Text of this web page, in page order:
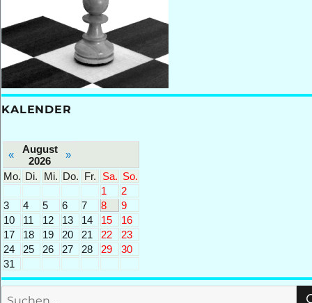
KALENDER
«
August
2026
»
Mo. Di. Mi. Do. Fr. Sa. So.
1
2
3
4 5 6 7 8
9
10
11 12 13 14 15
16
17
18 19 20 21 22
23
24
25 26 27 28 29
30
31
Suchen